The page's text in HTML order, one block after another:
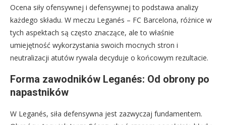
Ocena siły ofensywnej i defensywnej to podstawa analizy
każdego składu. W meczu Leganés – FC Barcelona, różnice w
tych aspektach są często znaczące, ale to właśnie
umiejętność wykorzystania swoich mocnych stron i
neutralizacji atutów rywala decyduje o końcowym rezultacie.
Forma zawodników Leganés: Od obrony po
napastników
W Leganés, siła defensywna jest zazwyczaj fundamentem.